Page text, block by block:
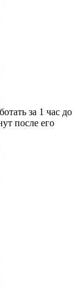
за 1 час до
после его